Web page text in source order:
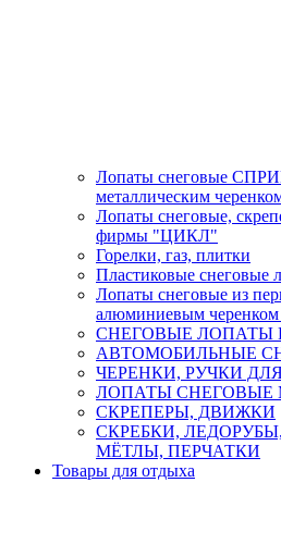
Лопаты снеговые
металлическим
Лопаты снеговые,
фирмы "ЦИКЛ"
Горелки, газ, плитки
Пластиковые снеговые
Лопаты снеговые из
алюминиевым черенком
СНЕГОВЫЕ ЛОПАТЫ
АВТОМОБИЛЬНЫЕ
ЧЕРЕНКИ, РУЧКИ
ЛОПАТЫ СНЕГОВЫЕ
СКРЕПЕРЫ, ДВИЖКИ
СКРЕБКИ,
МЁТЛЫ, ПЕРЧАТКИ
Товары для отдыха